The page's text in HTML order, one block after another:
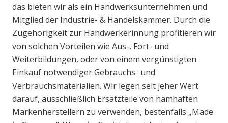
das bieten wir als ein Handwerksunternehmen und
Mitglied der Industrie- & Handelskammer. Durch die
Zugehörigkeit zur Handwerkerinnung profitieren wir
von solchen Vorteilen wie Aus-, Fort- und
Weiterbildungen, oder von einem vergünstigten
Einkauf notwendiger Gebrauchs- und
Verbrauchsmaterialien. Wir legen seit jeher Wert
darauf, ausschließlich Ersatzteile von namhaften
Markenherstellern zu verwenden, bestenfalls „Made